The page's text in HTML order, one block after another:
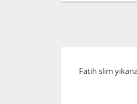
Fatih slim